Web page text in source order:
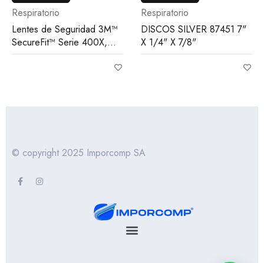
Respiratorio
Lentes de Seguridad 3M™
SecureFit™ Serie 400X,
SF407XSGAF-BLU
Respiratorio
DISCOS SILVER 87451 7"
X 1/4" X 7/8"
© copyright 2025 Imporcomp SA